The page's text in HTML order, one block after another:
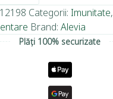
Categorii: Imunitate,
Brand: Alevia
Plăți 100% securizate